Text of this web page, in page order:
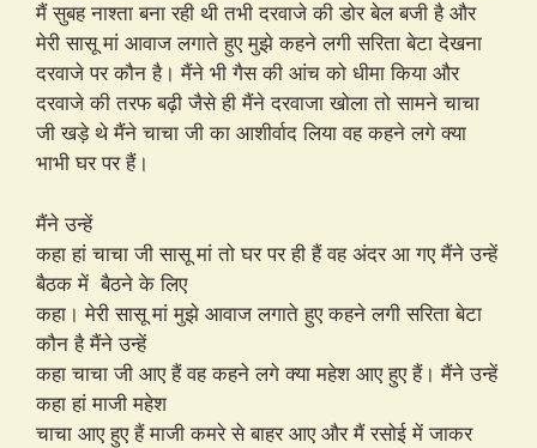
मैं सुबह नाश्ता बना रही थी तभी दरवाजे की डोर बेल बजी है और
मेरी सासू मां आवाज लगाते हुए मुझे कहने लगी सरिता बेटा देखना
दरवाजे पर कौन है। मैंने भी गैस की आंच को धीमा किया और
दरवाजे की तरफ बढ़ी जैसे ही मैंने दरवाजा खोला तो सामने चाचा
जी खड़े थे मैंने चाचा जी का आशीर्वाद लिया वह कहने लगे क्या
भाभी घर पर हैं।
मैंने उन्हें
कहा हां चाचा जी सासू मां तो घर पर ही हैं वह अंदर आ गए मैंने उन्हें
बैठक में बैठने के लिए
कहा। मेरी सासू मां मुझे आवाज लगाते हुए कहने लगी सरिता बेटा
कौन है मैंने उन्हें
कहा चाचा जी आए हैं वह कहने लगे क्या महेश आए हुए हैं। मैंने उन्हें
कहा हां माजी महेश
चाचा आए हुए हैं माजी कमरे से बाहर आए और मैं रसोई में जाकर